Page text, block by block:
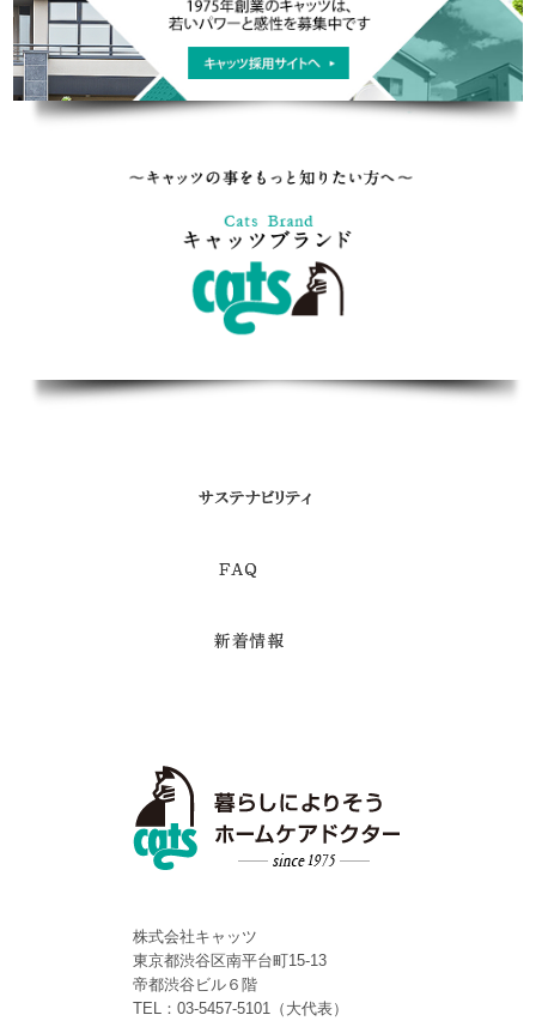
株式会社キャッツ
東京都渋谷区南平台町15-13
帝都渋谷ビル６階
TEL：03-5457-5101（大代表）